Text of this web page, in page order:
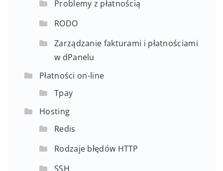
Problemy z płatnością
RODO
Zarządzanie fakturami i płatnościami
w dPanelu
Płatności on-line
Tpay
Hosting
Redis
Rodzaje błędów HTTP
SSH